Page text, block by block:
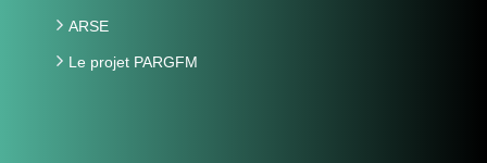
ARSE
Le projet PARGFM